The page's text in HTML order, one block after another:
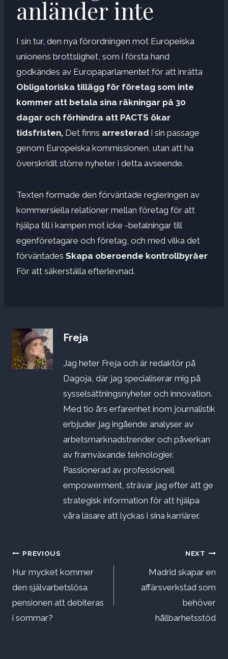
anländer inte
I sin tur, den nya förordningen mot Europeiska
unionens brottslighet, som i första hand
godkändes av Europaparlamentet för att inrätta
Obligatoriska tillägg för företag som inte
kommer att betala sina räkningar på 30
dagar och förhindra att PACTS ökar
tidsfristen, Det finns arresterad i sin passage
genom Europeiska kommissionen, utan att ha
överskridit större nyheter i detta avseende.
Texten formade den förväntade regleringen av
kommersiella relationer mellan företag för att
hjälpa till i kampen mot icke -betalningar till
egenföretagare och företag, och med vilka det
förväntades Skapa oberoende kontrollbyråer
För att säkerställa efterlevnad.
Freja
Jag heter Freja och är redaktör på
Dagoja, där jag specialiserar mig på
sysselsättningsnyheter och innovation.
Med tio års erfarenhet inom journalistik
erbjuder jag ingående analyser av
arbetsmarknadstrender och påverkan
av framväxande teknologier.
Passionerad av professionell
empowerment, strävar jag efter att ge
strategisk information för att hjälpa
våra läsare att lyckas i sina karriärer.
Inläggsnavigering
PREVIOUS
Hur mycket kommer
den självarbetslösa
pensionen att debiteras
i sommar?
NEXT
Madrid skapar en
affärsverkstad som
behöver
hållbarhetsstöd